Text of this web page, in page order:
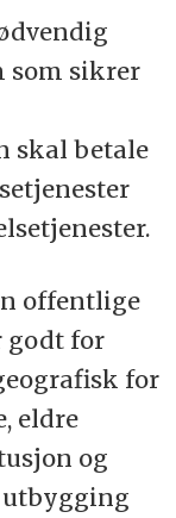
som sikrer
skal betale
offentlige
godt for
for
eldre
og
utbygging